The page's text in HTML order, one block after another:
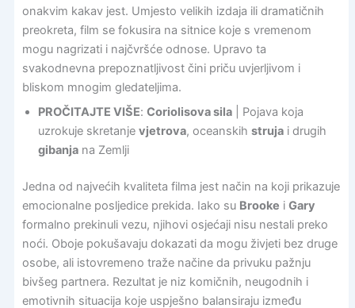
onakvim kakav jest. Umjesto velikih izdaja ili dramatičnih
preokreta, film se fokusira na sitnice koje s vremenom
mogu nagrizati i najčvršće odnose. Upravo ta
svakodnevna prepoznatljivost čini priču uvjerljivom i
bliskom mnogim gledateljima.
PROČITAJTE VIŠE: Coriolisova sila| Pojava koja
uzrokuje skretanje vjetrova, oceanskih strujai drugih
gibanjana Zemlji
Jedna od najvećih kvaliteta filma jest način na koji prikazuje
emocionalne posljedice prekida. Iako su Brooke i Gary
formalno prekinuli vezu, njihovi osjećaji nisu nestali preko
noći. Oboje pokušavaju dokazati da mogu živjeti bez druge
osobe, ali istovremeno traže načine da privuku pažnju
bivšeg partnera. Rezultat je niz komičnih, neugodnih i
emotivnih situacija koje uspješno balansiraju između